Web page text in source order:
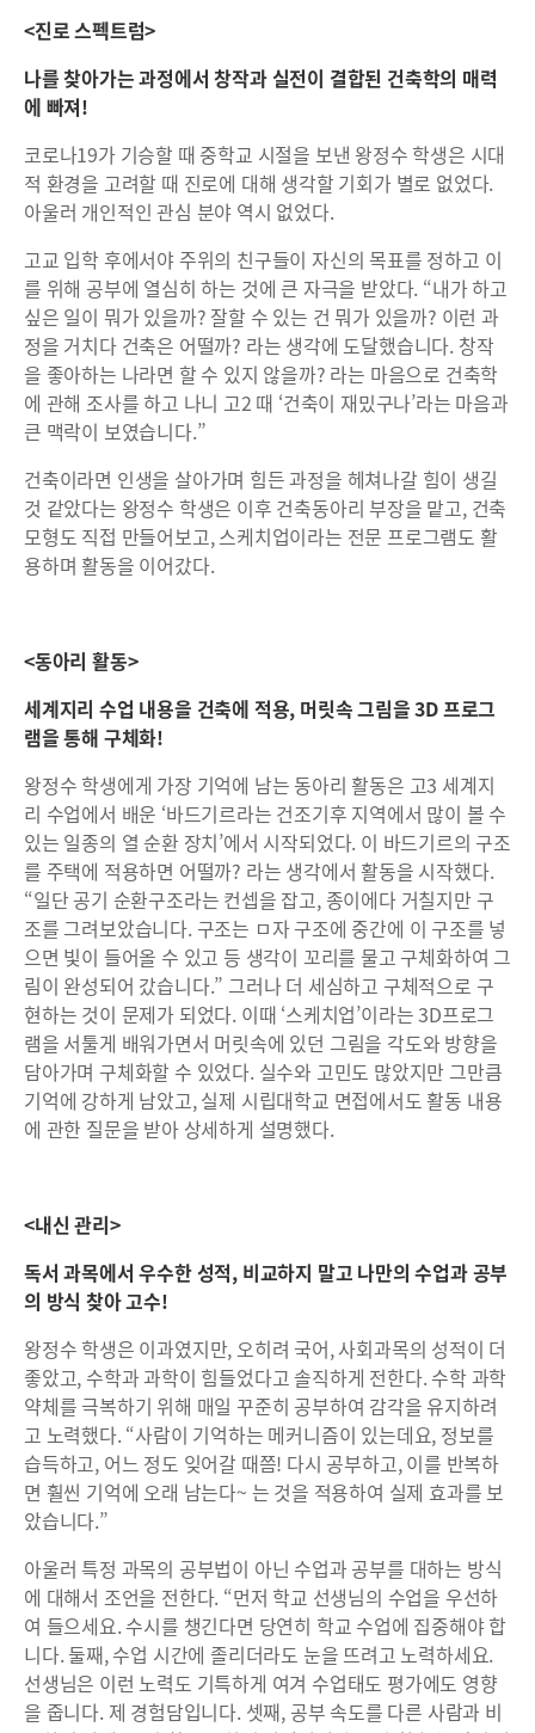
<진로 스펙트럼>
나를 찾아가는 과정에서 창작과 실전이 결합된 건축학의 매력
에 빠져!
코로나19가 기승할 때 중학교 시절을 보낸 왕정수 학생은 시대
적 환경을 고려할 때 진로에 대해 생각할 기회가 별로 없었다.
아울러 개인적인 관심 분야 역시 없었다.
고교 입학 후에서야 주위의 친구들이 자신의 목표를 정하고 이
를 위해 공부에 열심히 하는 것에 큰 자극을 받았다. “내가 하고
싶은 일이 뭐가 있을까? 잘할 수 있는 건 뭐가 있을까? 이런 과
정을 거치다 건축은 어떨까? 라는 생각에 도달했습니다. 창작
을 좋아하는 나라면 할 수 있지 않을까? 라는 마음으로 건축학
에 관해 조사를 하고 나니 고2 때 ‘건축이 재밌구나’라는 마음과
큰 맥락이 보였습니다.”
건축이라면 인생을 살아가며 힘든 과정을 헤쳐나갈 힘이 생길
것 같았다는 왕정수 학생은 이후 건축동아리 부장을 맡고, 건축
모형도 직접 만들어보고, 스케치업이라는 전문 프로그램도 활
용하며 활동을 이어갔다.
<동아리 활동>
세계지리 수업 내용을 건축에 적용, 머릿속 그림을 3D 프로그
램을 통해 구체화!
왕정수 학생에게 가장 기억에 남는 동아리 활동은 고3 세계지
리 수업에서 배운 ‘바드기르라는 건조기후 지역에서 많이 볼 수
있는 일종의 열 순환 장치’에서 시작되었다. 이 바드기르의 구조
를 주택에 적용하면 어떨까? 라는 생각에서 활동을 시작했다.
“일단 공기 순환구조라는 컨셉을 잡고, 종이에다 거칠지만 구
조를 그려보았습니다. 구조는 ㅁ자 구조에 중간에 이 구조를 넣
으면 빛이 들어올 수 있고 등 생각이 꼬리를 물고 구체화하여 그
림이 완성되어 갔습니다.” 그러나 더 세심하고 구체적으로 구
현하는 것이 문제가 되었다. 이때 ‘스케치업’이라는 3D프로그
램을 서툴게 배워가면서 머릿속에 있던 그림을 각도와 방향을
담아가며 구체화할 수 있었다. 실수와 고민도 많았지만 그만큼
기억에 강하게 남았고, 실제 시립대학교 면접에서도 활동 내용
에 관한 질문을 받아 상세하게 설명했다.
<내신 관리>
독서 과목에서 우수한 성적, 비교하지 말고 나만의 수업과 공부
의 방식 찾아 고수!
왕정수 학생은 이과였지만, 오히려 국어, 사회과목의 성적이 더
좋았고, 수학과 과학이 힘들었다고 솔직하게 전한다. 수학 과학
약체를 극복하기 위해 매일 꾸준히 공부하여 감각을 유지하려
고 노력했다. “사람이 기억하는 메커니즘이 있는데요, 정보를
습득하고, 어느 정도 잊어갈 때쯤! 다시 공부하고, 이를 반복하
면 훨씬 기억에 오래 남는다~ 는 것을 적용하여 실제 효과를 보
았습니다.”
아울러 특정 과목의 공부법이 아닌 수업과 공부를 대하는 방식
에 대해서 조언을 전한다. “먼저 학교 선생님의 수업을 우선하
여 들으세요. 수시를 챙긴다면 당연히 학교 수업에 집중해야 합
니다. 둘째, 수업 시간에 졸리더라도 눈을 뜨려고 노력하세요.
선생님은 이런 노력도 기특하게 여겨 수업태도 평가에도 영향
을 줍니다. 제 경험담입니다. 셋째, 공부 속도를 다른 사람과 비